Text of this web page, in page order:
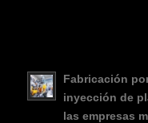
Fabricación
inyección de
las empresas
NB
EL